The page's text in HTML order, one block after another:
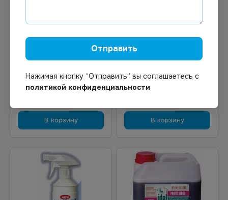
Средство для очистки
шкафов от жира Мегол М
5 л *4
В корзину
Ph Жироудалитель ПЛЮС
500 мл
В корзину
Отправить
Нажимая кнопку “Отправить“ вы соглашаетесь с
политикой конфиденциальности